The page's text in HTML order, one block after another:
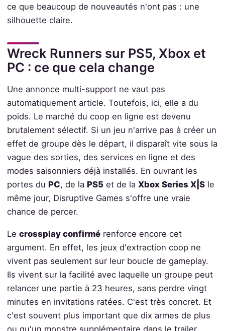
ce que beaucoup de nouveautés n'ont pas : une
silhouette claire.
Wreck Runners sur PS5, Xbox et
PC : ce que cela change
Une annonce multi-support ne vaut pas
automatiquement article. Toutefois, ici, elle a du
poids. Le marché du coop en ligne est devenu
brutalement sélectif. Si un jeu n'arrive pas à créer un
effet de groupe dès le départ, il disparaît vite sous la
vague des sorties, des services en ligne et des
modes saisonniers déjà installés. En ouvrant les
portes du PC, de la PS5et de la Xbox Series X|Sle
même jour, Disruptive Games s'offre une vraie
chance de percer.
Le crossplay confirmérenforce encore cet
argument. En effet, les jeux d'extraction coop ne
vivent pas seulement sur leur boucle de gameplay.
Ils vivent sur la facilité avec laquelle un groupe peut
relancer une partie à 23 heures, sans perdre vingt
minutes en invitations ratées. C'est très concret. Et
c'est souvent plus important que dix armes de plus